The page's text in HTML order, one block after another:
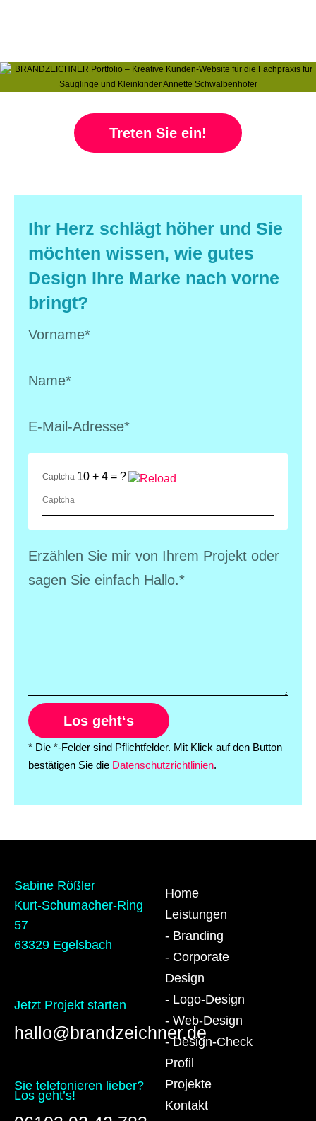
Treten Sie ein!
Ihr Herz schlägt höher und Sie
möchten wissen, wie gutes
Design Ihre Marke nach vorne
bringt?
Captcha 10 + 4 = ?
Los geht‘s
* Die *-Felder sind Pflichtfelder. Mit Klick auf den Button
bestätigen Sie die Datenschutzrichtlinien.
Sabine Rößler
Kurt-Schumacher-Ring
57
63329 Egelsbach
Jetzt Projekt starten
hallo@brandzeichner.de
Sie telefonieren lieber?
Los geht’s!
Home
Leistungen
- Branding
- Corporate
Design
- Logo-Design
- Web-Design
- Design-Check
Profil
Projekte
Kontakt